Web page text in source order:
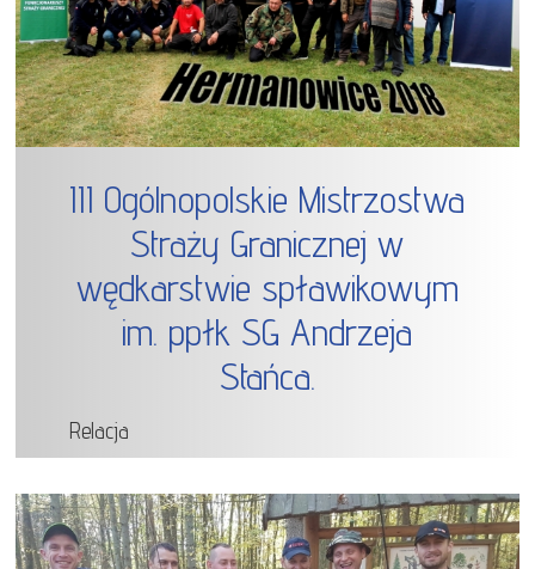
III Ogólnopolskie Mistrzostwa
Straży Granicznej w
wędkarstwie spławikowym
im. ppłk SG Andrzeja
Stańca.
Relacja